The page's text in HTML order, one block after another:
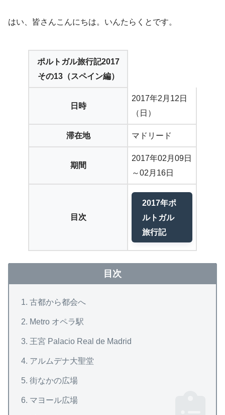
はい、皆さんこんにちは。いんたらくとです。
ポルトガル旅行記2017
その13（スペイン編）
日時
2017年2月12日
（日）
滞在地 マドリード
期間
2017年02月09日
～02月16日
目次
2017年ポ
ルトガル
旅行記
目次
古都から都会へ
Metro オペラ駅
王宮 Palacio Real de Madrid
アルムデナ大聖堂
街なかの広場
マヨール広場